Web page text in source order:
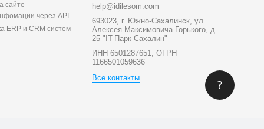
сайте
через API
ERP и CRM систем
help@idilesom.com
693023, г. Южно-Сахалинск, ул.
Алексея Максимовича Горького, д
25 "IT-Парк Сахалин"
ИНН 6501287651, ОГРН
1166501059636
Все контакты
?